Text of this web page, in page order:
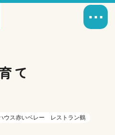
て
ウス赤いベレー レストラン鶴